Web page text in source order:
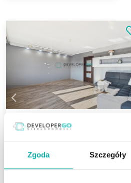
Zgoda Szczegóły
Łomża
ul. Juliusza Słowackiego
Powierzchnia
2
Piętro